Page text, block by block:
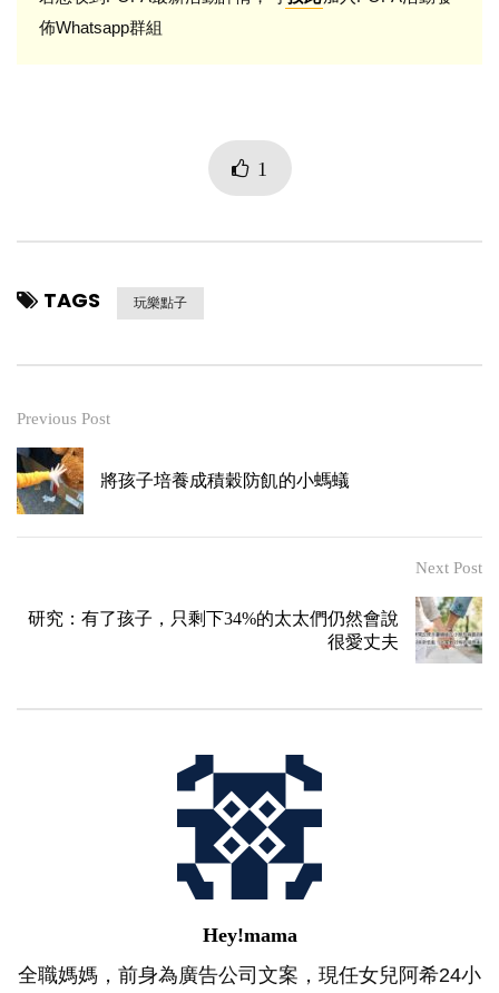
佈Whatsapp群組
1
TAGS 玩樂點子
Previous Post
將孩子培養成積穀防飢的小螞蟻
Next Post
研究：有了孩子，只剩下34%的太太們仍然會說
很愛丈夫
Hey!mama
全職媽媽，前身為廣告公司文案，現任女兒阿希24小